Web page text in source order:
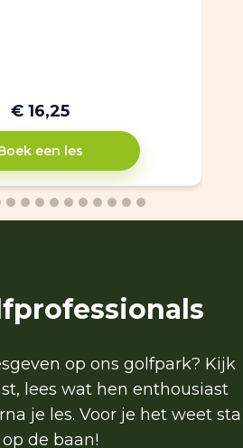
€ 16,25
een les
op ons golfpark? Kijk
lees wat hen enthousiast
je les. Voor je het weet sta
de baan!